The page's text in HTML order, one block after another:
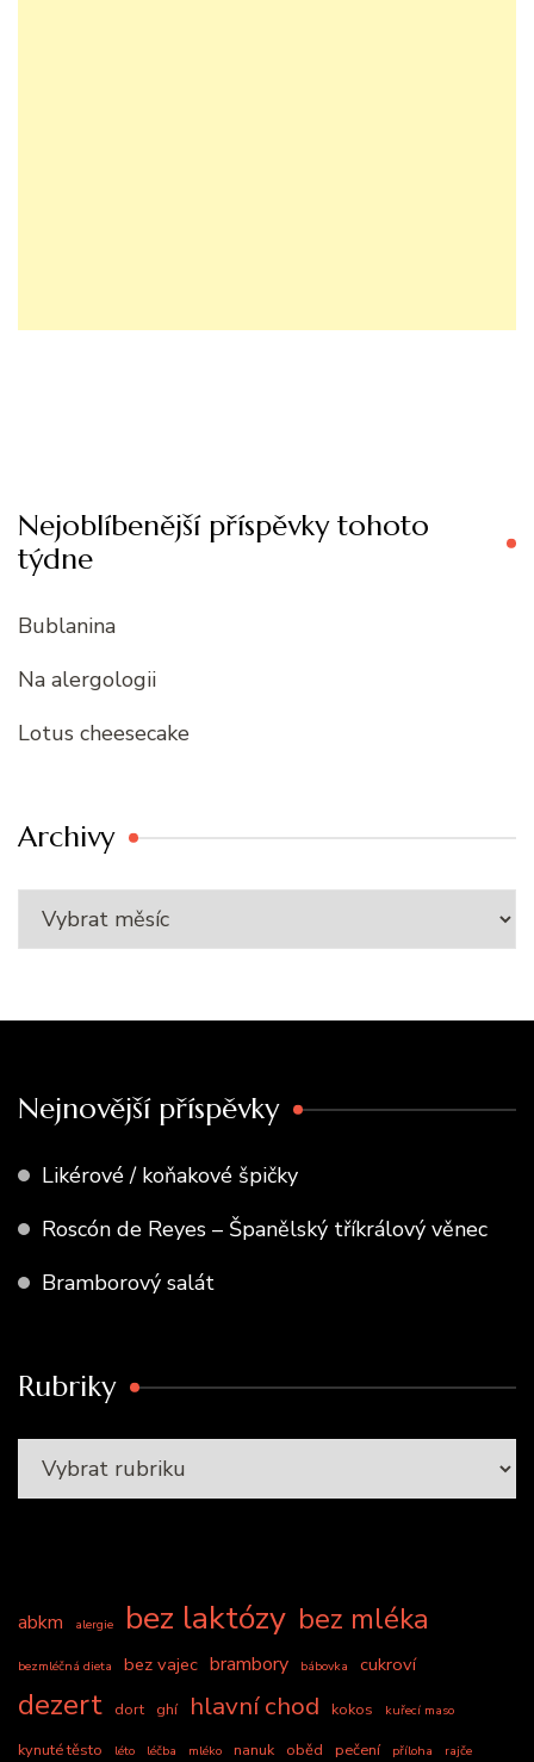
Nejoblíbenější příspěvky tohoto
týdne
Bublanina
Na alergologii
Lotus cheesecake
Archivy
Nejnovější příspěvky
Likérové / koňakové špičky
Roscón de Reyes – Španělský tříkrálový věnec
Bramborový salát
Rubriky
abkm alergie bez laktózy bez mléka
bezmléčná dieta bez vajec brambory bábovka cukroví
dezert dort ghí hlavní chod kokos kuřecí maso
kynuté těsto léto léčba mléko nanuk oběd pečení příloha rajče